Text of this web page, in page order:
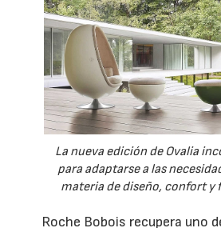
La nueva edición de Ovalia
para adaptarse a las
materia de diseño, confort y
Roche Bobois recupera uno